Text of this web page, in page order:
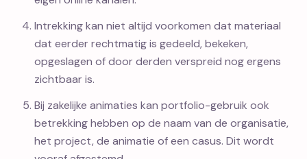
Intrekking kan niet altijd voorkomen dat materiaal
dat eerder rechtmatig is gedeeld, bekeken,
opgeslagen of door derden verspreid nog ergens
zichtbaar is.
Bij zakelijke animaties kan portfolio-gebruik ook
betrekking hebben op de naam van de organisatie,
het project, de animatie of een casus. Dit wordt